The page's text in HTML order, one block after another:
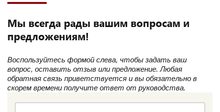
Мы всегда рады вашим вопросам и
предложениям!
Воспользуйтесь формой слева, чтобы задать ваш
вопрос, оставить отзыв или предложение. Любая
обратная связь приветствуется и вы обязательно в
скорем времени получите ответ от руководства.